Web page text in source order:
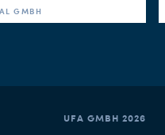
GMBH
UFA GMBH 2026